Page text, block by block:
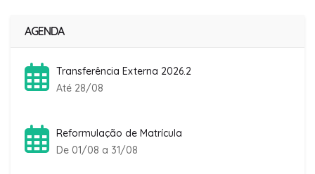
AGENDA
Transferência Externa 2026.2
Até 28/08
Reformulação de Matrícula
De 01/08 a 31/08